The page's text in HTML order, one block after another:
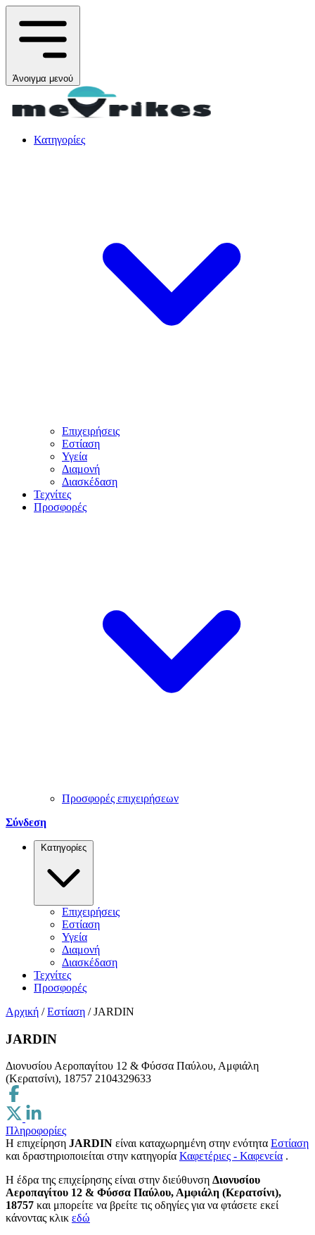
Άνοιγμα μενού
Κατηγορίες
Επιχειρήσεις
Εστίαση
Υγεία
Διαμονή
Διασκέδαση
Τεχνίτες
Προσφορές
Προσφορές επιχειρήσεων
Σύνδεση
Κατηγορίες
Επιχειρήσεις
Εστίαση
Υγεία
Διαμονή
Διασκέδαση
Τεχνίτες
Προσφορές
Αρχική / Εστίαση / JARDIN
JARDIN
Διονυσίου Αεροπαγίτου 12 & Φύσσα Παύλου, Αμφιάλη
(Κερατσίνι), 18757 2104329633
Πληροφορίες
Η επιχείρηση JARDIN είναι καταχωρημένη στην ενότητα Εστίαση
και δραστηριοποιείται στην κατηγορία Καφετέριες - Καφενεία .
H έδρα της επιχείρησης είναι στην διεύθυνση Διονυσίου
Αεροπαγίτου 12 & Φύσσα Παύλου, Αμφιάλη (Κερατσίνι),
18757 και μπορείτε να βρείτε τις οδηγίες για να φτάσετε εκεί
κάνοντας κλικ εδώ